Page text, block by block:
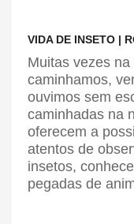
VIDA DE INSETO |
Muitas vezes
caminhamos,
ouvimos sem
caminhadas na
oferecem a
atentos de
insetos,
pegadas de